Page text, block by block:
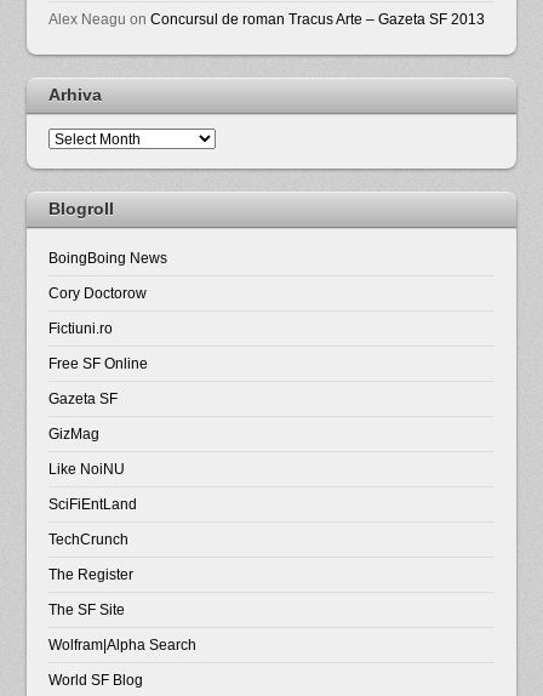
Alex Neagu onConcursul de roman Tracus Arte – Gazeta SF 2013
Arhiva
Arhiva
Blogroll
BoingBoing News
Cory Doctorow
Fictiuni.ro
Free SF Online
Gazeta SF
GizMag
Like NoiNU
SciFiEntLand
TechCrunch
The Register
The SF Site
Wolfram|Alpha Search
World SF Blog